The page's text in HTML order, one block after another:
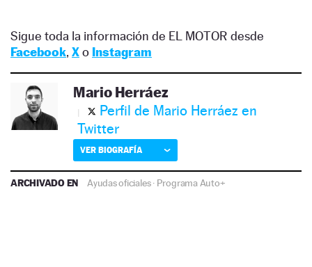
Sigue toda la información de EL MOTOR desde
Facebook, Xo Instagram
Mario Herráez
Perfil de Mario Herráez en
Twitter
VER BIOGRAFÍA
ARCHIVADO EN Ayudas oficiales· Programa Auto+